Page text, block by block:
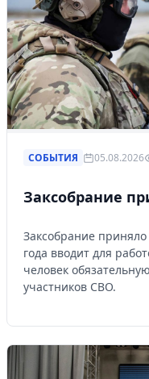
СОБЫТИЯ 05.08.2026
Заксобрание
Заксобрание
года вводит для
человек
участников СВО.